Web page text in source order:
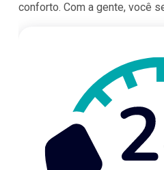
conforto. Com a gente, você